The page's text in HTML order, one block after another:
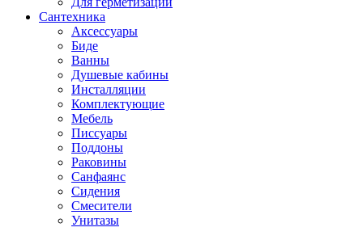
Сантехника
Аксессуары
Биде
Ванны
Душевые кабины
Инсталляции
Комплектующие
Мебель
Писсуары
Поддоны
Раковины
Санфаянс
Сидения
Смесители
Унитазы